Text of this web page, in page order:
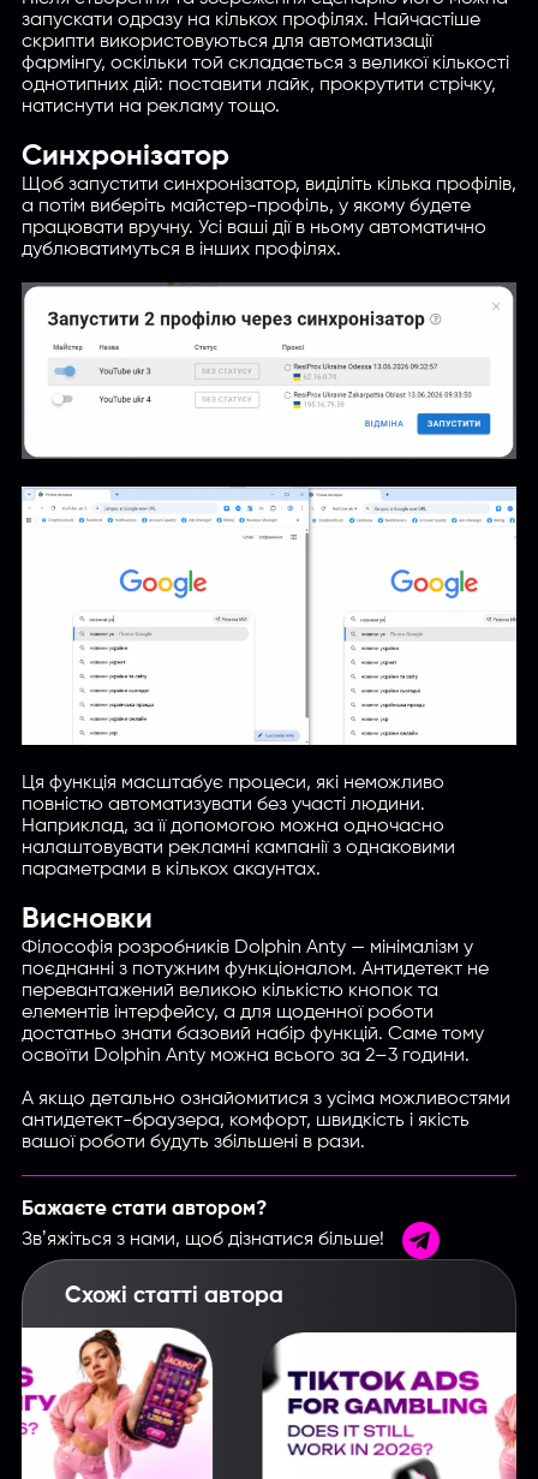
запускати одразу на кількох профілях. Найчастіше
скрипти використовуються для автоматизації
фармінгу, оскільки той складається з великої кількості
однотипних дій: поставити лайк, прокрутити стрічку,
натиснути на рекламу тощо.
Синхронізатор
Щоб запустити синхронізатор, виділіть кілька профілів,
а потім виберіть майстер-профіль, у якому будете
працювати вручну. Усі ваші дії в ньому автоматично
дублюватимуться в інших профілях.
Ця функція масштабує процеси, які неможливо
повністю автоматизувати без участі людини.
Наприклад, за її допомогою можна одночасно
налаштовувати рекламні кампанії з однаковими
параметрами в кількох акаунтах.
Висновки
Філософія розробників Dolphin Anty — мінімалізм у
поєднанні з потужним функціоналом. Антидетект не
перевантажений великою кількістю кнопок та
елементів інтерфейсу, а для щоденної роботи
достатньо знати базовий набір функцій. Саме тому
освоїти Dolphin Anty можна всього за 2–3 години.
А якщо детально ознайомитися з усіма можливостями
антидетект-браузера, комфорт, швидкість і якість
вашої роботи будуть збiльшенi в рази.
Бажаєте стати автором?
Звʼяжіться з нами, щоб дізнатися більше!
Схожі статті автора